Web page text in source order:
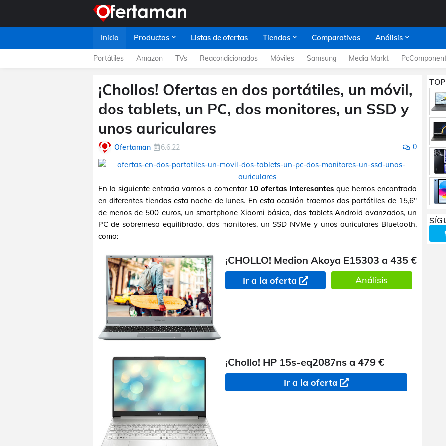
Inicio Productos Listas de ofertas Tiendas Comparativas Análisis
Portátiles Amazon TVs Reacondicionados Móviles Samsung Media Markt
¡Chollos! Ofertas en dos portátiles, un móvil,
dos tablets, un PC, dos monitores, un SSD y
unos auriculares
Ofertaman 6.6.22 0
En la siguiente entrada vamos a comentar 10 ofertas interesantes que hemos encontrado
en diferentes tiendas esta noche de lunes. En esta ocasión traemos dos portátiles de 15,6"
de menos de 500 euros, un smartphone Xiaomi básico, dos tablets Android avanzados, un
PC de sobremesa equilibrado, dos monitores, un SSD NVMe y unos auriculares Bluetooth,
como:
¡CHOLLO! Medion Akoya E15303 a 435 €
Ir a la oferta Análisis
¡Chollo! HP 15s-eq2087ns a 479 €
Ir a la oferta